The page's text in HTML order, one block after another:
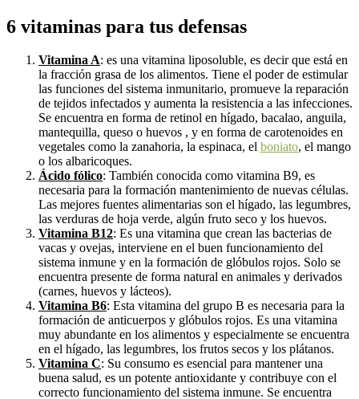
6 vitaminas para tus defensas
Vitamina A: es una vitamina liposoluble, es decir que está en
la fracción grasa de los alimentos. Tiene el poder de estimular
las funciones del sistema inmunitario, promueve la reparación
de tejidos infectados y aumenta la resistencia a las infecciones.
Se encuentra en forma de retinol en hígado, bacalao, anguila,
mantequilla, queso o huevos , y en forma de carotenoides en
vegetales como la zanahoria, la espinaca, el boniato, el mango
o los albaricoques.
Ácido fólico: También conocida como vitamina B9, es
necesaria para la formación mantenimiento de nuevas células.
Las mejores fuentes alimentarias son el hígado, las legumbres,
las verduras de hoja verde, algún fruto seco y los huevos.
Vitamina B12: Es una vitamina que crean las bacterias de
vacas y ovejas, interviene en el buen funcionamiento del
sistema inmune y en la formación de glóbulos rojos. Solo se
encuentra presente de forma natural en animales y derivados
(carnes, huevos y lácteos).
Vitamina B6: Esta vitamina del grupo B es necesaria para la
formación de anticuerpos y glóbulos rojos. Es una vitamina
muy abundante en los alimentos y especialmente se encuentra
en el hígado, las legumbres, los frutos secos y los plátanos.
Vitamina C: Su consumo es esencial para mantener una
buena salud, es un potente antioxidante y contribuye con el
correcto funcionamiento del sistema inmune. Se encuentra